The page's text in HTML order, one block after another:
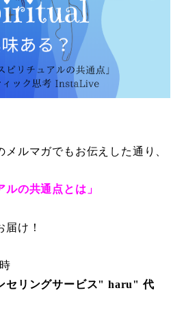
メルマガでもお伝えした通り、
ルの共通点とは」
届け！
時
セリングサービス" haru" 代